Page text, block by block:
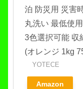
泊 防災用 災害
丸洗い 最低使
3色選択可能 収
(オレンジ 1kg
YOTECE
Amazon